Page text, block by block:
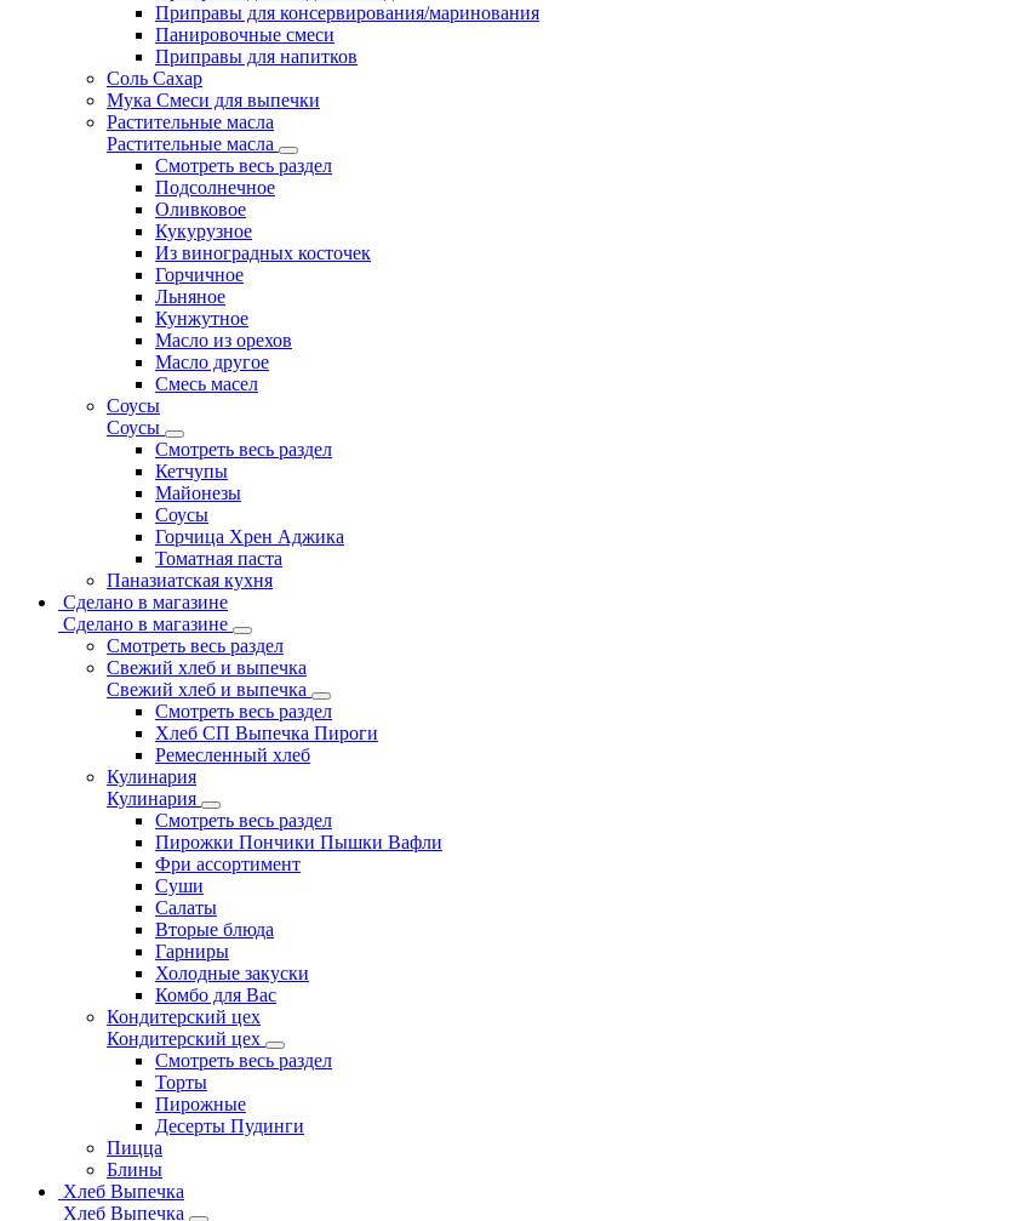
Приправы для консервирования/маринования
Панировочные смеси
Приправы для напитков
Соль Сахар
Мука Смеси для выпечки
Растительные масла
Растительные масла
Смотреть весь раздел
Подсолнечное
Оливковое
Кукурузное
Из виноградных косточек
Горчичное
Льняное
Кунжутное
Масло из орехов
Масло другое
Смесь масел
Соусы
Соусы
Смотреть весь раздел
Кетчупы
Майонезы
Соусы
Горчица Хрен Аджика
Томатная паста
Паназиатская кухня
Сделано в магазине
Сделано в магазине
Смотреть весь раздел
Свежий хлеб и выпечка
Свежий хлеб и выпечка
Смотреть весь раздел
Хлеб СП Выпечка Пироги
Ремесленный хлеб
Кулинария
Кулинария
Смотреть весь раздел
Пирожки Пончики Пышки Вафли
Фри ассортимент
Суши
Салаты
Вторые блюда
Гарниры
Холодные закуски
Комбо для Вас
Кондитерский цех
Кондитерский цех
Смотреть весь раздел
Торты
Пирожные
Десерты Пудинги
Пицца
Блины
Хлеб Выпечка
Хлеб Выпечка